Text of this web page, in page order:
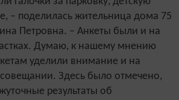
– поделилась жительница дома 75
Петровна. – Анкеты были и на
Думаю, к нашему мнению
уделили внимание и на
Здесь было отмечено,
результаты об